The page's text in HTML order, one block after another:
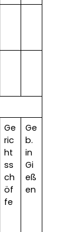
Ge
ric
ht
ss
ch
öf
fe
Ge
b.
in
Gi
eß
en